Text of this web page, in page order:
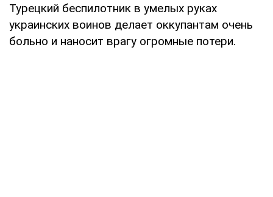
Турецкий беспилотник в умелых руках
украинских воинов делает оккупантам очень
больно и наносит врагу огромные потери.